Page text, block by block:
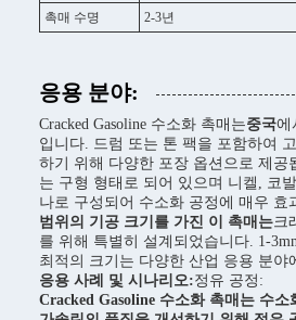
촉매 수명
2-3년
응용 분야:
Cracked Gasoline 수소화 촉매는중국에
입니다. 드럼 또는 톤 팩을 포함하여
하기 위해 다양한 포장 옵션으로 제공
는 구형 형태로 되어 있으며 니켈, 코
나로 구성되어 수소화 공정에 매우 효
범위의 기공 크기를 가진 이 촉매는크
를 위해 특별히 설계되었습니다. 1-
최적의 크기는 다양한 산업 응용 분야
응용 사례 및 시나리오:정유 공정:
Cracked Gasoline 수소화 촉매는 수